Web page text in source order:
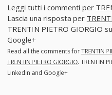
Leggi tutti i commenti per
Lascia una risposta per
TRENTIN PIETRO GIORGIO
Google+
Read all the comments forTRENTIN
TRENTIN PIETRO GIORGIO. TRENTIN
LinkedIn and Google+